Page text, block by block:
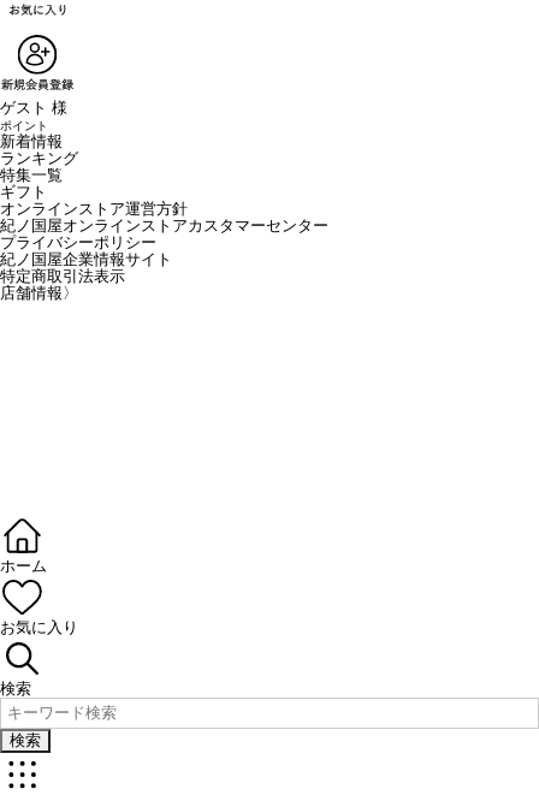
ゲスト 様
ポイント
新着情報
ランキング
特集一覧
ギフト
オンラインストア運営方針
紀ノ国屋オンラインストアカスタマーセンター
プライバシーポリシー
紀ノ国屋企業情報サイト
特定商取引法表示
店舗情報 〉
ホーム
お気に入り
検索
検索